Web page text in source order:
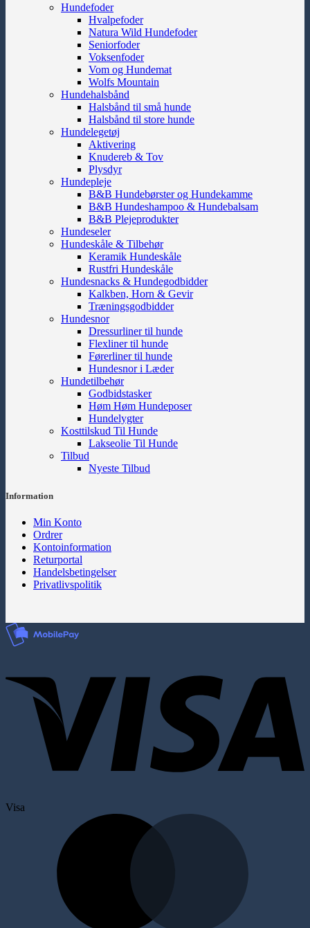
Hundefoder
Hvalpefoder
Natura Wild Hundefoder
Seniorfoder
Voksenfoder
Vom og Hundemat
Wolfs Mountain
Hundehalsbånd
Halsbånd til små hunde
Halsbånd til store hunde
Hundelegetøj
Aktivering
Knudereb & Tov
Plysdyr
Hundepleje
B&B Hundebørster og Hundekamme
B&B Hundeshampoo & Hundebalsam
B&B Plejeprodukter
Hundeseler
Hundeskåle & Tilbehør
Keramik Hundeskåle
Rustfri Hundeskåle
Hundesnacks & Hundegodbidder
Kalkben, Horn & Gevir
Træningsgodbidder
Hundesnor
Dressurliner til hunde
Flexliner til hunde
Førerliner til hunde
Hundesnor i Læder
Hundetilbehør
Godbidstasker
Høm Høm Hundeposer
Hundelygter
Kosttilskud Til Hunde
Lakseolie Til Hunde
Tilbud
Nyeste Tilbud
Information
Min Konto
Ordrer
Kontoinformation
Returportal
Handelsbetingelser
Privatlivspolitik
Visa